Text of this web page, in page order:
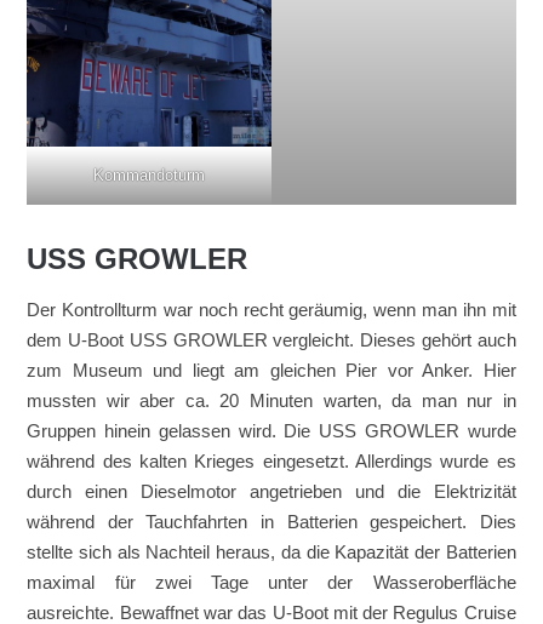
Kommandoturm
USS GROWLER
Der Kontrollturm war noch recht geräumig, wenn man ihn mit
dem U-Boot USS GROWLER vergleicht. Dieses gehört auch
zum Museum und liegt am gleichen Pier vor Anker. Hier
mussten wir aber ca. 20 Minuten warten, da man nur in
Gruppen hinein gelassen wird. Die USS GROWLER wurde
während des kalten Krieges eingesetzt. Allerdings wurde es
durch einen Dieselmotor angetrieben und die Elektrizität
während der Tauchfahrten in Batterien gespeichert. Dies
stellte sich als Nachteil heraus, da die Kapazität der Batterien
maximal für zwei Tage unter der Wasseroberfläche
ausreichte. Bewaffnet war das U-Boot mit der Regulus Cruise